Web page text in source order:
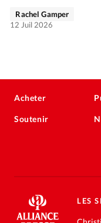
Rachel Gamper
12 Juil 2026
Acheter
Soutenir
LES